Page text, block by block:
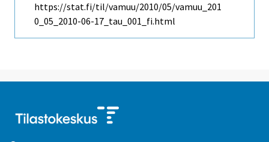
https://stat.fi/til/vamuu/2010/05/vamuu_201
0_05_2010-06-17_tau_001_fi.html